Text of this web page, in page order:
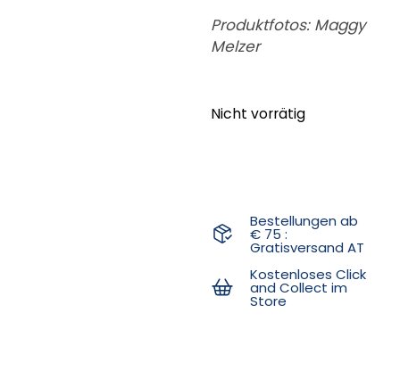
Produktfotos: Maggy
Melzer
Nicht vorrätig
Bestellungen ab
€ 75 :
Gratisversand AT
Kostenloses Click
and Collect im
Store